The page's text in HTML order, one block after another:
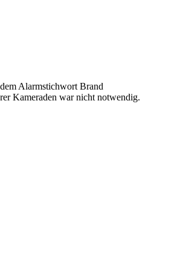
Alarmstichwort Brand
Kameraden war nicht notwendig.